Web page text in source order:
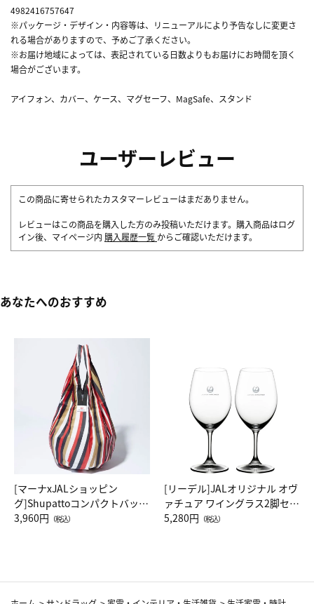
4982416757647
※パッケージ・デザイン・内容等は、リニューアルにより予告なしに変更さ
れる場合がありますので、予めご了承ください。
※お届け地域によっては、表記されている日数よりもお届けにお時間を頂く
場合がございます。
アイフォン、カバー、ケース、マグセーフ、MagSafe、スタンド
ユーザーレビュー
この商品に寄せられたカスタマーレビューはまだありません。
レビューはこの商品を購入した方のみ投稿いただけます。購入商品はログ
イン後、マイページ内 購入履歴一覧 からご確認いただけます。
あなたへのおすすめ
[マーナxJALショッピン
グ]Shupattoコンパクトバッグ
Drop JAL客室乗務員（LC）ス
3,960円 （税込）
[リーデル]JALオリジナル オヴ
ァチュア ワイングラス2脚セッ
ト（レッドワイン）
5,280円 （税込）